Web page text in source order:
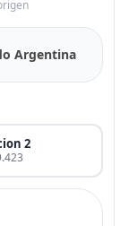
Argentina
2